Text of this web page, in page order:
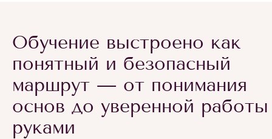
Обучение выстроено как
понятный и безопасный
маршрут — от понимания
основ до уверенной работы
руками